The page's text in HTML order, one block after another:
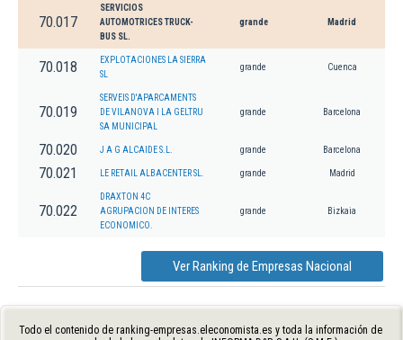
70.017
SERVICIOS
AUTOMOTRICES TRUCK-
BUS SL.
grande Madrid
70.018
EXPLOTACIONES LA SIERRA
SL
grande Cuenca
70.019
SERVEIS D'APARCAMENTS
DE VILANOVA I LA GELTRU
SA MUNICIPAL
grande Barcelona
70.020 J A G ALCAIDE S.L. grande Barcelona
70.021 LE RETAIL ALBACENTER SL. grande Madrid
70.022
DRAXTON 4C
AGRUPACION DE INTERES
ECONOMICO.
grande Bizkaia
Ver Ranking de Empresas Nacional
Todo el contenido de ranking-empresas.eleconomista.es y toda la información de